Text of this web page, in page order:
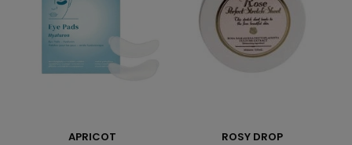
APRICOT ROSY DROP